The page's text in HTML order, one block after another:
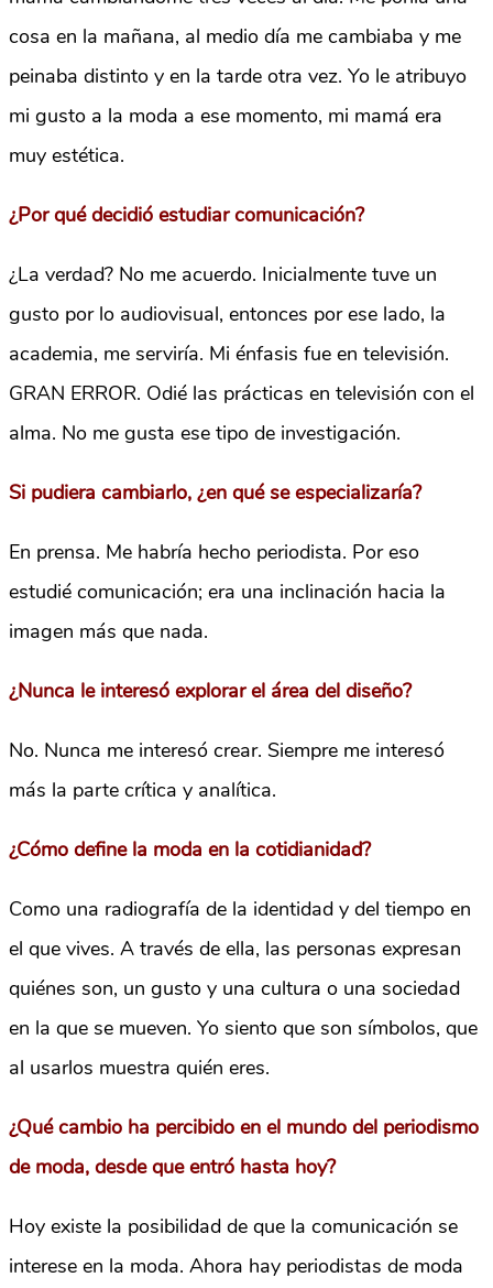
cosa en la mañana, al medio día me cambiaba y me
peinaba distinto y en la tarde otra vez. Yo le atribuyo
mi gusto a la moda a ese momento, mi mamá era
muy estética.
¿Por qué decidió estudiar comunicación?
¿La verdad? No me acuerdo. Inicialmente tuve un
gusto por lo audiovisual, entonces por ese lado, la
academia, me serviría. Mi énfasis fue en televisión.
GRAN ERROR. Odié las prácticas en televisión con el
alma. No me gusta ese tipo de investigación.
Si pudiera cambiarlo, ¿en qué se especializaría?
En prensa. Me habría hecho periodista. Por eso
estudié comunicación; era una inclinación hacia la
imagen más que nada.
¿Nunca le interesó explorar el área del diseño?
No. Nunca me interesó crear. Siempre me interesó
más la parte crítica y analítica.
¿Cómo define la moda en la cotidianidad?
Como una radiografía de la identidad y del tiempo en
el que vives. A través de ella, las personas expresan
quiénes son, un gusto y una cultura o una sociedad
en la que se mueven. Yo siento que son símbolos, que
al usarlos muestra quién eres.
¿Qué cambio ha percibido en el mundo del periodismo
de moda, desde que entró hasta hoy?
Hoy existe la posibilidad de que la comunicación se
interese en la moda. Ahora hay periodistas de moda